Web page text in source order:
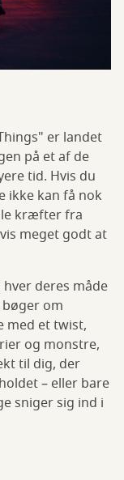
er landet
på et af de
tid. Hvis du
ikke kan få nok
kræfter fra
meget godt at
deres måde
om
med et twist,
og monstre,
til dig, der
– eller bare
sniger sig ind i